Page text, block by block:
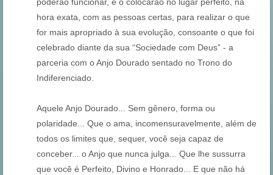
hora exata, com as pessoas certas, para realizar o que
for mais apropriado à sua evolução, consoante o que foi
celebrado diante da sua “Sociedade com Deus” - a
parceria com o Anjo Dourado sentado no Trono do
Indiferenciado.
Aquele Anjo Dourado... Sem gênero, forma ou
polaridade... Que o ama, incomensuravelmente, além de
todos os limites que, sequer, você seja capaz de
conceber... o Anjo que nunca julga... Que lhe sussurra
que você é Perfeito, Divino e Honrado... E que não há